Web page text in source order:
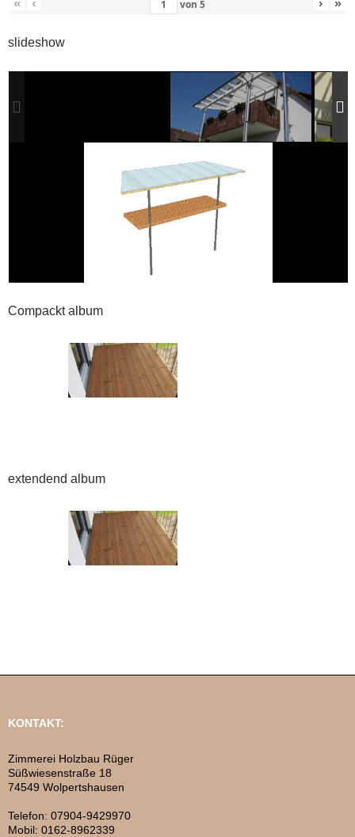
von 5
slideshow
Compackt album
extendend album
KONTAKT:
Zimmerei Holzbau Rüger
Süßwiesenstraße 18
74549 Wolpertshausen
Telefon: 07904-9429970
Mobil: 0162-8962339